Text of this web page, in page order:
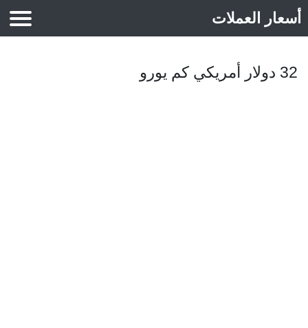
أسعار العملات
32 دولار أمريكي كم يورو